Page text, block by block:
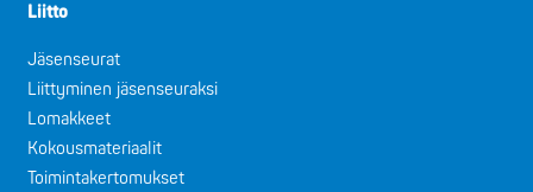
Liitto
Jäsenseurat
Liittyminen jäsenseuraksi
Lomakkeet
Kokousmateriaalit
Toimintakertomukset